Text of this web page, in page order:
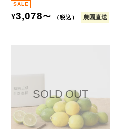
¥3,078〜 （税込） 農園直送